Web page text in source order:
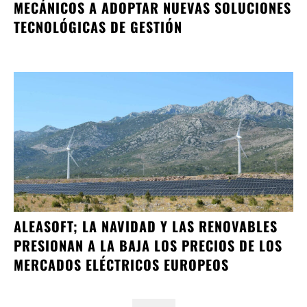
MECÁNICOS A ADOPTAR NUEVAS SOLUCIONES
TECNOLÓGICAS DE GESTIÓN
ALEASOFT; LA NAVIDAD Y LAS RENOVABLES
PRESIONAN A LA BAJA LOS PRECIOS DE LOS
MERCADOS ELÉCTRICOS EUROPEOS